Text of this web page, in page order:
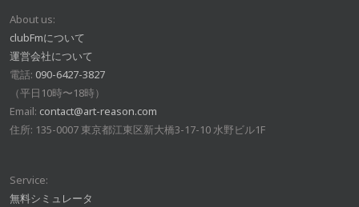
About us:
clubFmについて
運営会社について
電話: 090-6427-3827
（平日10時〜18時）
Email: contact@art-reason.com
住所: 135-0007 東京都江東区新大橋3-17-10 水野ビル1F
Service:
無料シミュレータ